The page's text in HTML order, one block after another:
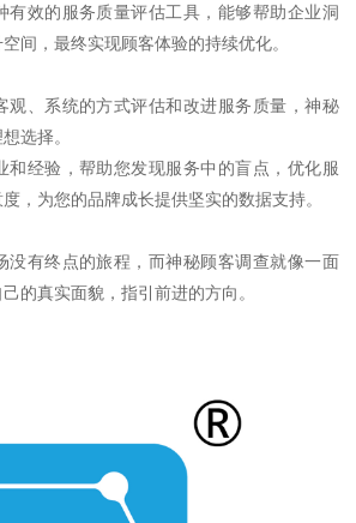
有效的服务质量评估工具，能够帮助企业洞
间，最终实现顾客体验的持续优化。
观、系统的方式评估和改进服务质量，神秘
选择。
和经验，帮助您发现服务中的盲点，优化服
，为您的品牌成长提供坚实的数据支持。
没有终点的旅程，而神秘顾客调查就像一面
的真实面貌，指引前进的方向。